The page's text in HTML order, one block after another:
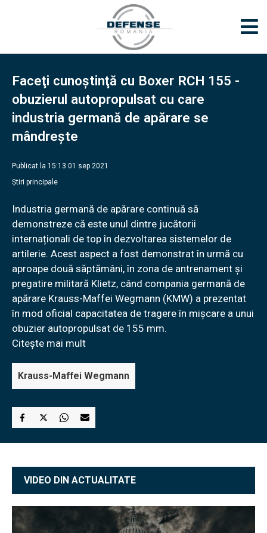
Faceţi cunoştinţă cu Boxer RCH 155 -
obuzierul autopropulsat cu care
industria germană de apărare se
mândreşte
Publicat la 15:13 01 sep 2021
Știri principale
Industria germană de apărare continuă să
demonstreze că este unul dintre jucătorii
internaționali de top în dezvoltarea sistemelor de
artilerie. Acest aspect a fost demonstrat în urmă cu
aproape două săptămâni, în zona de antrenament şi
pregatire militară Klietz, când compania germană de
apărare Krauss-Maffei Wegmann (KMW) a prezentat
în mod oficial capacitatea de tragere în mişcare a unui
obuzier autopropulsat de 155 mm.
Citește mai mult
Krauss-Maffei Wegmann
VIDEO DIN ACTUALITATE